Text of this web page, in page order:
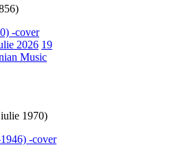
2026 19
Music
1970)